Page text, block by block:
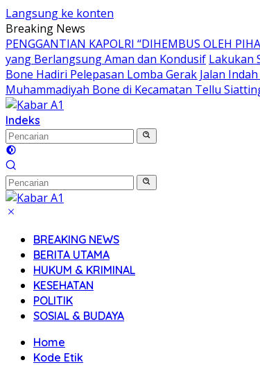
Langsung ke konten
Breaking News
PENGGANTIAN KAPOLRI “DIHEMBUS OLEH
yang Berlangsung Aman dan Kondusif Lakukan
Bone Hadiri Pelepasan Lomba Gerak Jalan
Muhammadiyah Bone di Kecamatan Tellu
Indeks
BREAKING NEWS
BERITA UTAMA
HUKUM & KRIMINAL
KESEHATAN
POLITIK
SOSIAL & BUDAYA
Home
Kode Etik